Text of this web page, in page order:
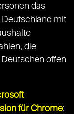
das
Deutschland mit
die
Deutschen offen
für Chrome: